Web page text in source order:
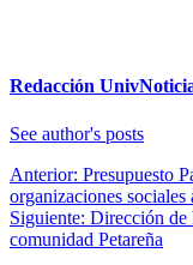
Redacción
See author's posts
Navegación
de
entradas
Anterior: Presupuesto
organizaciones
Siguiente: Dirección de
comunidad Petareña